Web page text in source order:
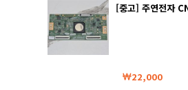
[중고] 주연전자
22,000